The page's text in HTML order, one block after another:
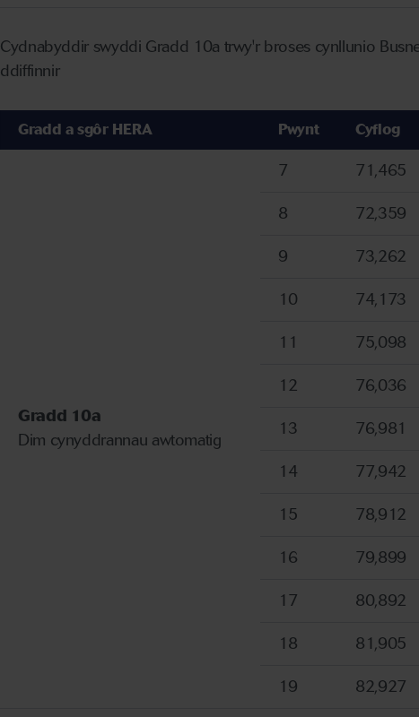
Cydnabyddir swyddi Gradd 10a trwy'r broses cynllunio
ddiffinnir
Gradd a sgôr HERA Pwynt Cyflog
Gradd 10a
Dim cynyddrannau awtomatig
7 71,465
8 72,359
9 73,262
10 74,173
11 75,098
12 76,036
13 76,981
14 77,942
15 78,912
16 79,899
17 80,892
18 81,905
19 82,927